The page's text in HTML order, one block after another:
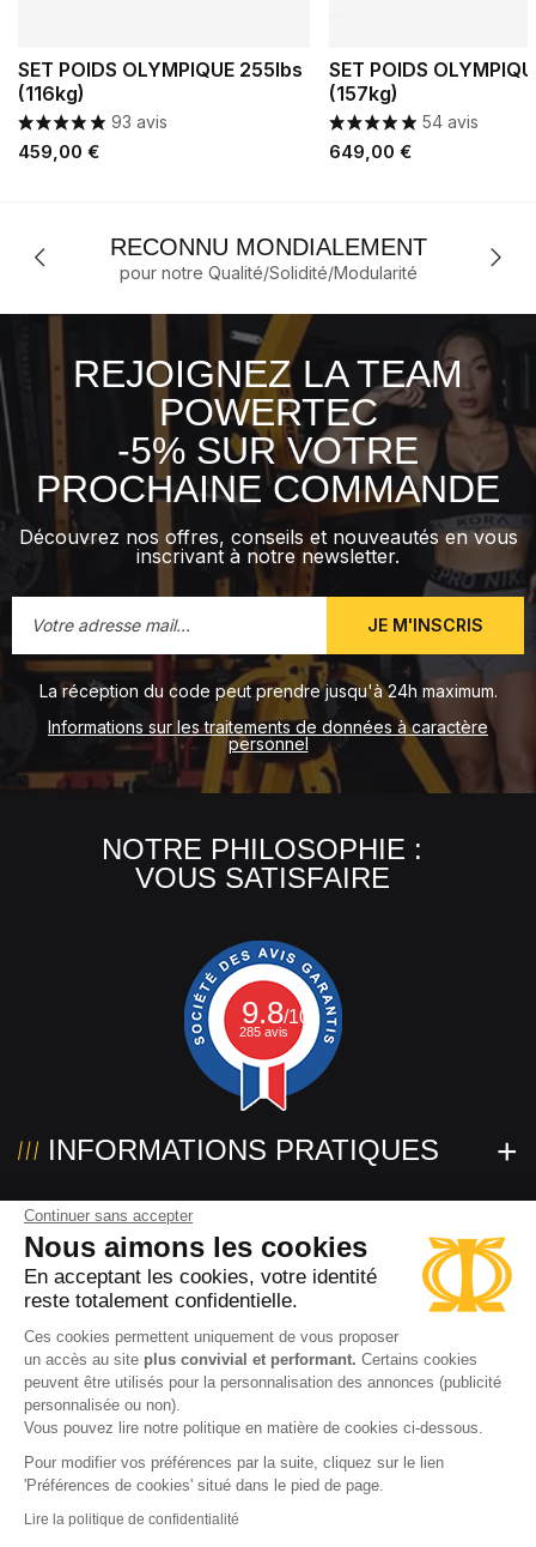
SET POIDS OLYMPIQUE 255lbs
(116kg)
93 avis
Prix
459,00 €
SET POIDS
(157kg)
54 avis
Prix
649,00 €
RECONNU MONDIALEMENT
pour notre Qualité/Solidité/Modularité
REJOIGNEZ LA TEAM
POWERTEC
-5% SUR VOTRE
PROCHAINE COMMANDE
Découvrez nos offres, conseils et nouveautés en vous
inscrivant à notre newsletter.
JE M'INSCRIS
La réception du code peut prendre jusqu'à 24h maximum.
Informations sur les traitements de données à caractère
personnel
NOTRE PHILOSOPHIE :
VOUS SATISFAIRE
9.8/10
285 avis
INFORMATIONS PRATIQUES
NOUS CONTACTER
SUIVEZ-NOUS !
2026 www.powertec.eu
Continuer sans accepter
Nous aimons les cookies
En acceptant les cookies, votre identité
reste totalement confidentielle.
Ces cookies permettent uniquement de vous proposer
un accès au site plus convivial et performant. Certains cookies
peuvent être utilisés pour la personnalisation des annonces (publicité
personnalisée ou non).
Vous pouvez lire notre politique en matière de cookies ci-dessous.
Pour modifier vos préférences par la suite, cliquez sur le lien
'Préférences de cookies' situé dans le pied de page.
Lire la politique de confidentialité